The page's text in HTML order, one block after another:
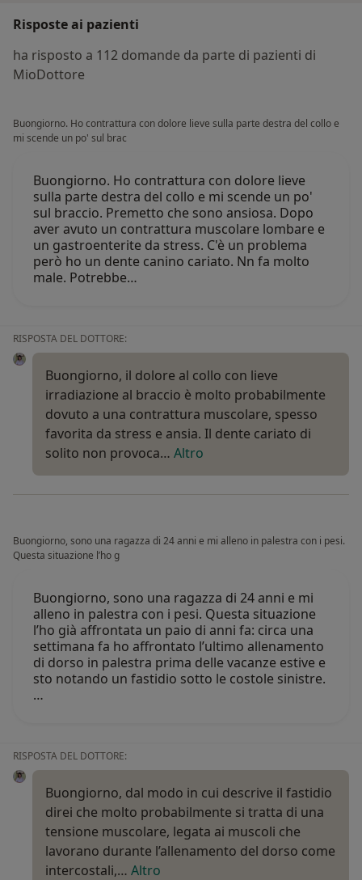
Risposte ai pazienti
ha risposto a 112 domande da parte di pazienti di
MioDottore
Buongiorno. Ho contrattura con dolore lieve sulla parte destra del collo e
mi scende un po' sul brac
Buongiorno. Ho contrattura con dolore lieve
sulla parte destra del collo e mi scende un po'
sul braccio. Premetto che sono ansiosa. Dopo
aver avuto un contrattura muscolare lombare e
un gastroenterite da stress. C'è un problema
però ho un dente canino cariato. Nn fa molto
male. Potrebbe…
RISPOSTA DEL DOTTORE:
Buongiorno, il dolore al collo con lieve
irradiazione al braccio è molto probabilmente
dovuto a una contrattura muscolare, spesso
favorita da stress e ansia. Il dente cariato di
solito non provoca… Altro
Buongiorno, sono una ragazza di 24 anni e mi alleno in palestra con i pesi.
Questa situazione l’ho g
Buongiorno, sono una ragazza di 24 anni e mi
alleno in palestra con i pesi. Questa situazione
l’ho già affrontata un paio di anni fa: circa una
settimana fa ho affrontato l’ultimo allenamento
di dorso in palestra prima delle vacanze estive e
sto notando un fastidio sotto le costole sinistre.
…
RISPOSTA DEL DOTTORE:
Buongiorno, dal modo in cui descrive il fastidio
direi che molto probabilmente si tratta di una
tensione muscolare, legata ai muscoli che
lavorano durante l’allenamento del dorso come
intercostali,… Altro